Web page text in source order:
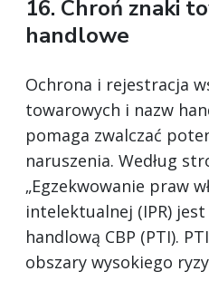
16. Chroń znaki
handlowe
Ochrona i rejestracja
towarowych i nazw
pomaga zwalczać
naruszenia. Według
„Egzekwowanie praw
intelektualnej (IPR)
handlową CBP (PTI).
obszary wysokiego